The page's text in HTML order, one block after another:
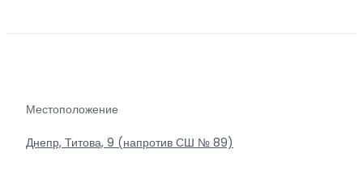
Местоположение
Днепр, Титова, 9 (напротив СШ № 89)